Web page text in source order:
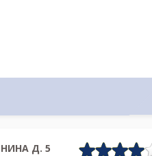
Д. 5